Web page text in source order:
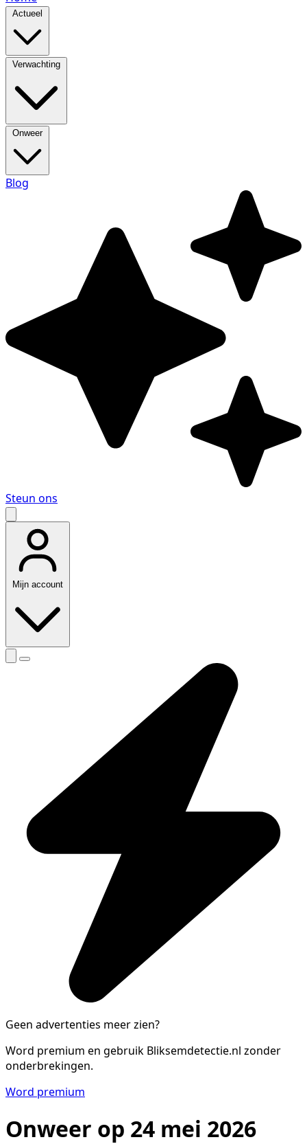
Actueel
Verwachting
Onweer
Blog
Steun ons
Mijn account
Geen advertenties meer zien?
Word premium en gebruik Bliksemdetectie.nl zonder
onderbrekingen.
Word premium
Onweer op 24 mei 2026